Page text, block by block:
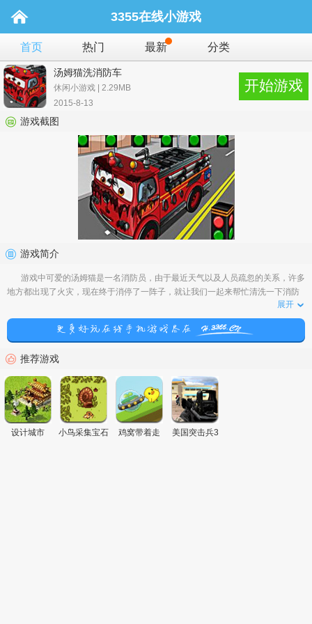
3355在线小游戏
首页 热门 最新 分类
汤姆猫洗消防车
休闲小游戏 | 2.29MB
2015-8-13
开始游戏
游戏截图
游戏简介
游戏中可爱的汤姆猫是一名消防员，由于最近天气以及人员疏忽的关系，许多
地方都出现了火灾，现在终于消停了一阵子，就让我们一起来帮忙清洗一下消防
展开
推荐游戏
设计城市 小鸟采集宝石 鸡窝带着走 美国突击兵3